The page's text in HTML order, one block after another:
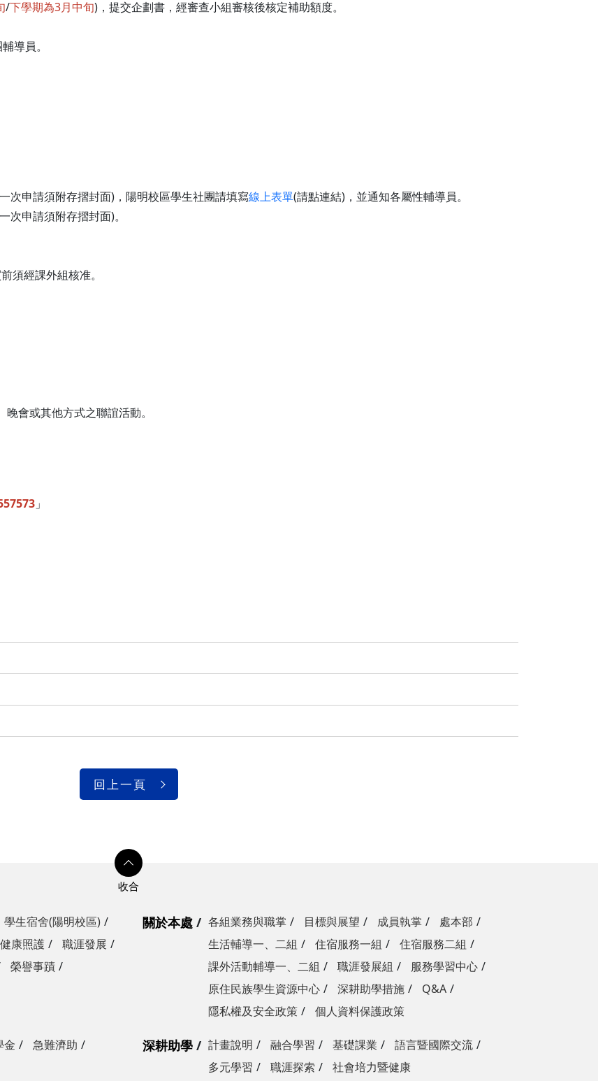
/下學期為3月中旬)，提交企劃書，經審查小組審核後核定補助額度。
導員。
次申請須附存摺封面)，陽明校區學生社團請填寫線上表單(請點連結)，並通知各屬性輔導員。
次申請須附存摺封面)。
須經課外組核准。
會或其他方式之聯誼活動。
」
回上一頁
學生宿舍(陽明校區)
健康照護
職涯發展
榮譽事蹟
關於本處 各組業務與職掌 目標與展望 成員執掌
處本部
生活輔導一、二組
住宿服務一組
住宿服務二組
課外活動輔導一、二組
職涯發展組
服務學習中心
原住民族學生資源中心
深耕助學措施
Q&A
隱私權及安全政策
個人資料保護政策
金
急難濟助
深耕助學 計畫說明 融合學習 基礎課業
語言暨國際交流
多元學習
職涯探索 社會培力暨健康